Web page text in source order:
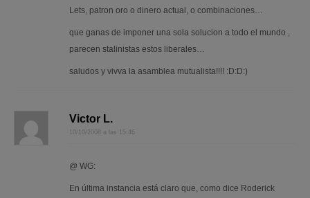
Lets, patron oro o dinero actual, o combinaciones…
que ganas de imponer una sola solucion a todo el mundo ,
parecen stalinistas estos liberales…
saludos y vivva la asamblea mutualista!!!! :D:D:)
Victor L.
10/10/2008 a las 15:46
@ WG:
En última instancia está claro que, como dice Roderick